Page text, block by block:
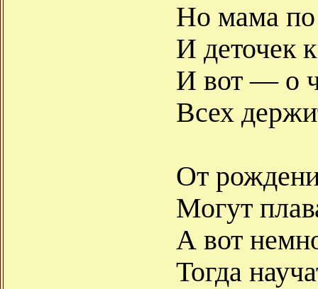
Но мама по
И деточек
И вот — о
Всех
От
Могут
А вот
Тогда